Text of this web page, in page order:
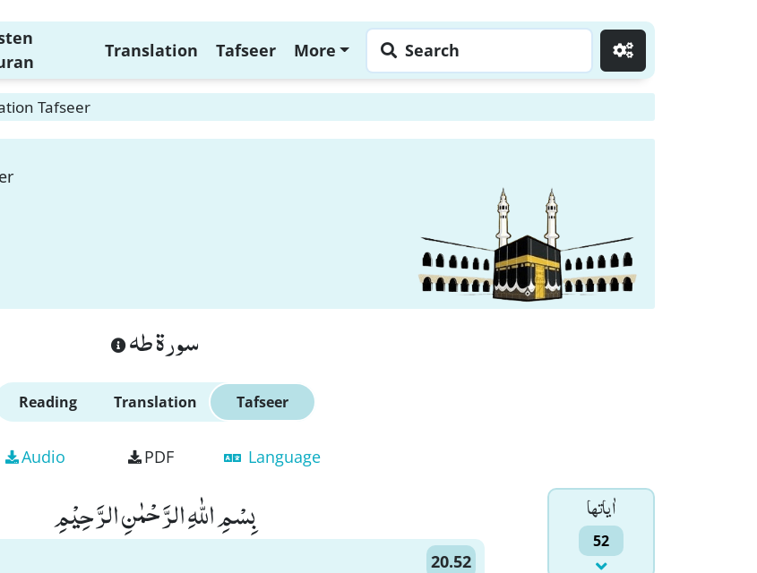
Translation Tafseer More Search
Tafseer
سورة طه
Reading Translation Tafseer
Audio PDF Language
اٰياتها
52
بِسْمِ اللّٰهِ الرَّحْمٰنِ الرَّحِیْمِ
20.52